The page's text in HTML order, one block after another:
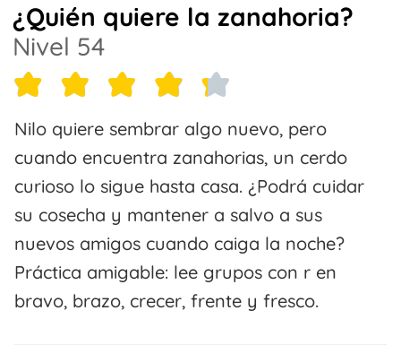
¿Quién quiere la zanahoria?
Nivel 54
Nilo quiere sembrar algo nuevo, pero
cuando encuentra zanahorias, un cerdo
curioso lo sigue hasta casa. ¿Podrá cuidar
su cosecha y mantener a salvo a sus
nuevos amigos cuando caiga la noche?
Práctica amigable: lee grupos con r en
bravo, brazo, crecer, frente y fresco.